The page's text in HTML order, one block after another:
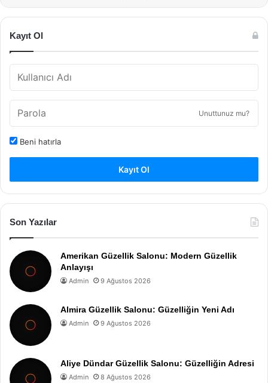
Kayıt Ol
Unuttunuz mu?
Beni hatırla
Kayıt Ol
Son Yazılar
Amerikan Güzellik Salonu: Modern Güzellik
Anlayışı
Admin 9 Ağustos 2026
Almira Güzellik Salonu: Güzelliğin Yeni Adı
Admin 9 Ağustos 2026
Aliye Dündar Güzellik Salonu: Güzelliğin Adresi
Admin 8 Ağustos 2026